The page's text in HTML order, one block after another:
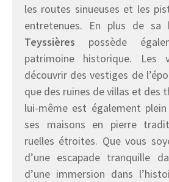
les routes sinueuses et les
entretenues. En plus de sa
Teyssières possède
patrimoine historique. Les
découvrir des vestiges de
que des ruines de villas et des
lui-même est également
ses maisons en pierre
ruelles étroites. Que vous
d’une escapade tranquille
d’une immersion dans